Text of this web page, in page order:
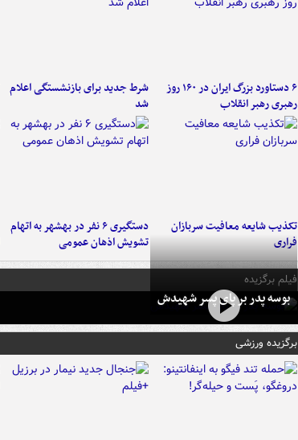
۶ دستاورد بزرگ ایران در ۱۶۰ روز
رهبری رهبر انقلاب
شرط جدید برای بازنشستگی اعلام
شد
تکذیب شایعه معافیت سربازان
فراری
دستگیری ۶ نفر در بهشهر به اتهام
تشویش اذهان عمومی
فیلم برگزیده
بوسه‌ پدر بر پای پسر شهیدش
برگزیده ورزشی